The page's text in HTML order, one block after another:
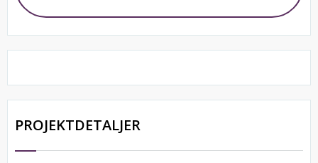
PROJEKTDETALJER